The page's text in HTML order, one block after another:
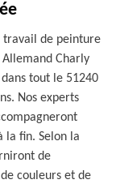
travail de peinture
Charly
tout le 51240
Nos experts
la fin. Selon la
de
couleurs et de